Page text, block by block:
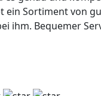
ein Sortiment von
ihm. Bequemer